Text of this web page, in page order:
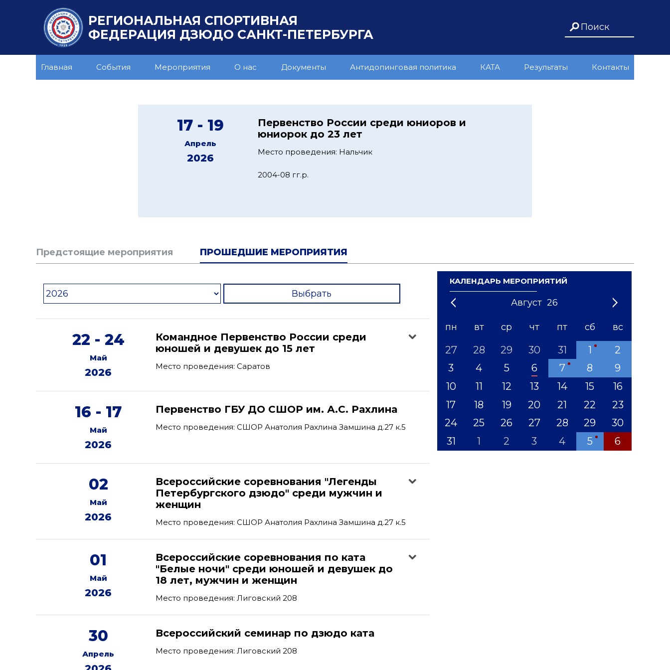
РЕГИОНАЛЬНАЯ СПОРТИВНАЯ
ФЕДЕРАЦИЯ ДЗЮДО САНКТ-ПЕТЕРБУРГА
Главная События Мероприятия О нас Документы Антидопинговая политика КАТА Результаты Контакты
17 - 19
Апрель
2026
Первенство России среди юниоров и
юниорок до 23 лет
Место проведения: Нальчик
2004-08 гг.р.
Предстоящие мероприятия ПРОШЕДШИЕ МЕРОПРИЯТИЯ
Выбрать
22 - 24
Май
2026
Командное Первенство России среди
юношей и девушек до 15 лет
Место проведения: Саратов
16 - 17
Май
2026
Первенство ГБУ ДО СШОР им. А.С. Рахлина
Место проведения: СШОР Анатолия Рахлина Замшина д.27 к.5
02
Май
2026
Всероссийские соревнования "Легенды
Петербургского дзюдо" среди мужчин и
женщин
Место проведения: СШОР Анатолия Рахлина Замшина д.27 к.5
01
Май
2026
Всероссийские соревнования по ката
"Белые ночи" среди юношей и девушек до
18 лет, мужчин и женщин
Место проведения: Лиговский 208
30
Апрель
Всероссийский семинар по дзюдо ката
Место проведения: Лиговский 208
КАЛЕНДАРЬ МЕРОПРИЯТИЙ
Август 26
1 3 5 8 10 12
'21 '23 '24 '25 '26 '27 '28 '29 '31
пн вт ср чт пт сб вс
27 28 29 30 31 1
2
3
4 5 6 7 8
9
10
11 12 13 14 15
16
17
18 19 20 21 22
23
24
25 26 27 28 29
30
31
1 2 3 4 5 6